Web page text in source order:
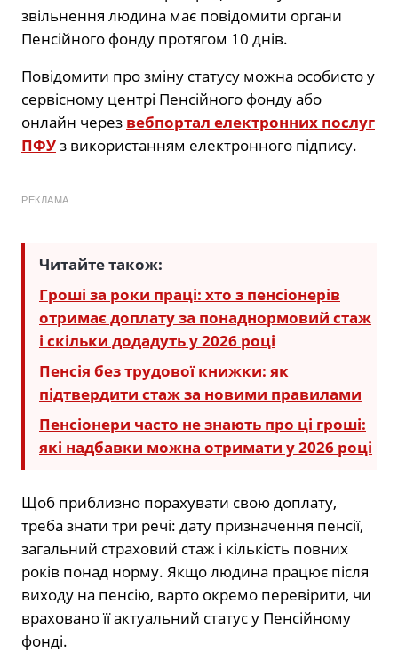
звільнення людина має повідомити органи
Пенсійного фонду протягом 10 днів.
Повідомити про зміну статусу можна особисто у
сервісному центрі Пенсійного фонду або
онлайн через вебпортал електронних послуг
ПФУз використанням електронного підпису.
РЕКЛАМА
Читайте також:
Гроші за роки праці: хто з пенсіонерів
отримає доплату за понаднормовий стаж
і скільки додадуть у 2026 році
Пенсія без трудової книжки: як
підтвердити стаж за новими правилами
Пенсіонери часто не знають про ці гроші:
які надбавки можна отримати у 2026 році
Щоб приблизно порахувати свою доплату,
треба знати три речі: дату призначення пенсії,
загальний страховий стаж і кількість повних
років понад норму. Якщо людина працює після
виходу на пенсію, варто окремо перевірити, чи
враховано її актуальний статус у Пенсійному
фонді.